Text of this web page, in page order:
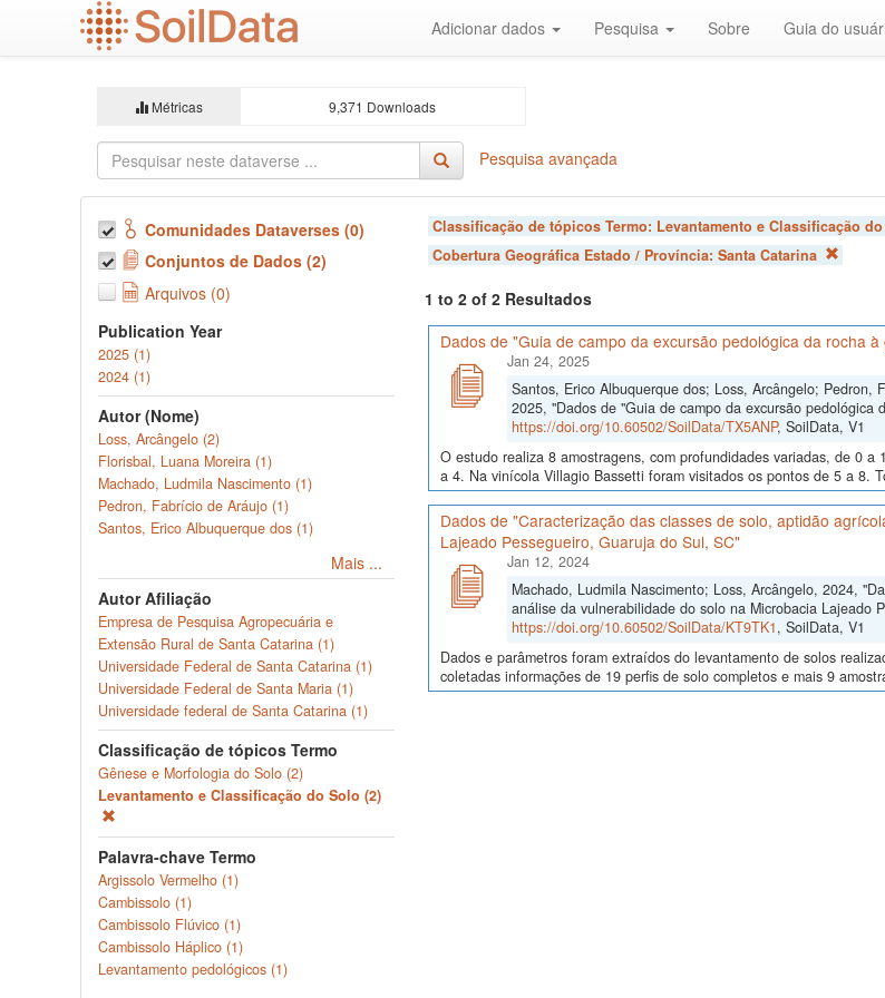
Adicionar dados Pesquisa Sobre Guia do
Métricas 9,371 Downloads
Pesquisa avançada
Comunidades Dataverses (0)
Conjuntos de Dados (2)
Arquivos (0)
Publication Year
2025 (1)
2024 (1)
Autor (Nome)
Loss, Arcângelo (2)
Florisbal, Luana Moreira (1)
Machado, Ludmila Nascimento (1)
Pedron, Fabrício de Aráujo (1)
Santos, Erico Albuquerque dos (1)
Mais ...
Autor Afiliação
Empresa de Pesquisa Agropecuária e
Extensão Rural de Santa Catarina (1)
Universidade Federal de Santa Catarina (1)
Universidade Federal de Santa Maria (1)
Universidade federal de Santa Catarina (1)
Classificação de tópicos Termo
Gênese e Morfologia do Solo (2)
Levantamento e Classificação do Solo (2)
Palavra-chave Termo
Argissolo Vermelho (1)
Cambissolo (1)
Cambissolo Flúvico (1)
Cambissolo Háplico (1)
Levantamento pedológicos (1)
Classificação de tópicos Termo: Levantamento e Classificação
Cobertura Geográfica Estado / Província: Santa Catarina
1 to 2 of 2 Resultados
Dados de "Guia de campo da excursão pedológica da rocha
Jan 24, 2025
Santos, Erico Albuquerque dos; Loss, Arcângelo;
2025, "Dados de "Guia de campo da excursão pedológica
https://doi.org/10.60502/SoilData/TX5ANP, SoilData, V1
O estudo realiza 8 amostragens, com profundidades variadas, de 0
a 4. Na vinícola Villagio Bassetti foram visitados os pontos de 5 a 8.
Dados de "Caracterização das classes de solo, aptidão
Lajeado Pessegueiro, Guaruja do Sul, SC"
Jan 12, 2024
Machado, Ludmila Nascimento; Loss, Arcângelo, 2024,
análise da vulnerabilidade do solo na Microbacia Lajeado
https://doi.org/10.60502/SoilData/KT9TK1, SoilData, V1
Dados e parâmetros foram extraídos do levantamento de solos
coletadas informações de 19 perfis de solo completos e mais 9